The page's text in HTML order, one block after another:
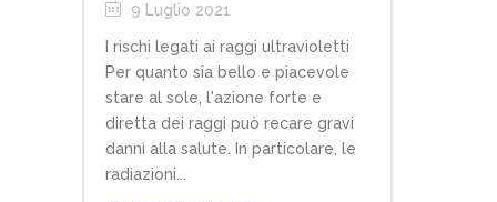
9 Luglio 2021
I rischi legati ai raggi ultravioletti
Per quanto sia bello e piacevole
stare al sole, l'azione forte e
diretta dei raggi può recare gravi
danni alla salute. In particolare, le
radiazioni...